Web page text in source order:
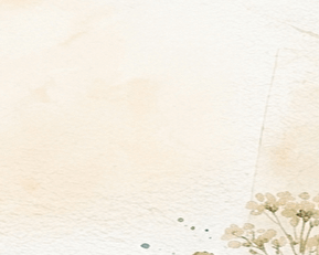
Exporter uniquement les colonnes
Stages passés en images!
La vague à l'Aquarelle des 10 et 11
Stages enfants terminés en images!